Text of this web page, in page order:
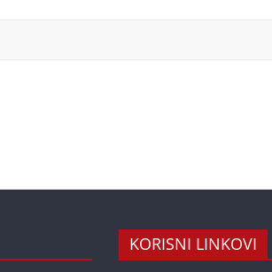
KORISNI LINKOVI